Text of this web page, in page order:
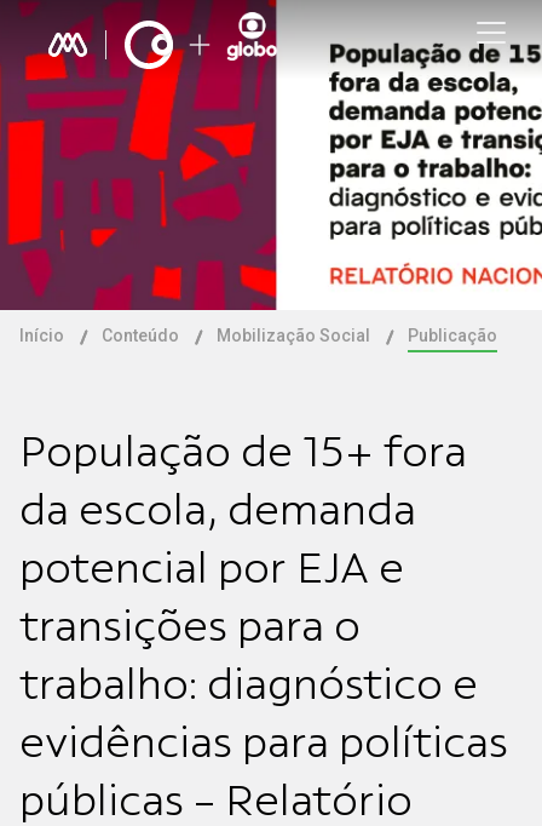
Início Conteúdo Mobilização Social Publicação
População de 15+ fora
da escola, demanda
potencial por EJA e
transições para o
trabalho: diagnóstico e
evidências para políticas
públicas - Relatório